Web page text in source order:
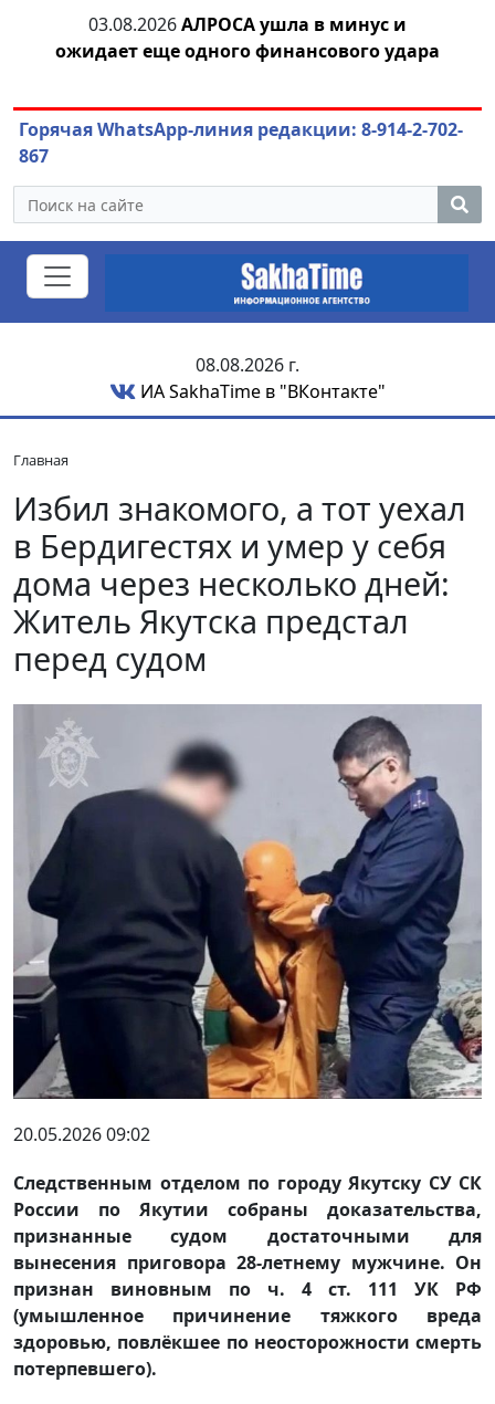
03.08.2026АЛРОСА ушла в минус и
ожидает еще одного финансового удара
Горячая WhatsApp-линия редакции: 8-914-2-702-
867
08.08.2026 г.
ИА SakhaTime в "ВКонтакте"
Главная
Избил знакомого, а тот уехал
в Бердигестях и умер у себя
дома через несколько дней:
Житель Якутска предстал
перед судом
20.05.2026 09:02
Следственным отделом по городу Якутску СУ СК
России по Якутии собраны доказательства,
признанные судом достаточными для
вынесения приговора 28-летнему мужчине. Он
признан виновным по ч. 4 ст. 111 УК РФ
(умышленное причинение тяжкого вреда
здоровью, повлёкшее по неосторожности смерть
потерпевшего).